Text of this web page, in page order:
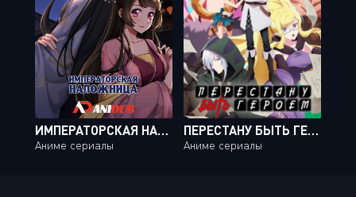
ИМПЕРАТОРСКАЯ НАЛОЖНИЦА / TONG LING FEI [16 ИЗ 16]
Аниме сериалы
ПЕРЕСТАНУ БЫТЬ ГЕРОЕМ / YUUSHA, YAMEMASU [12 ИЗ 12]
Аниме сериалы